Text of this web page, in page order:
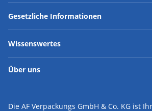
Gesetzliche Informationen
Wissenswertes
Über uns
Die AF Verpackungs GmbH & Co. KG ist